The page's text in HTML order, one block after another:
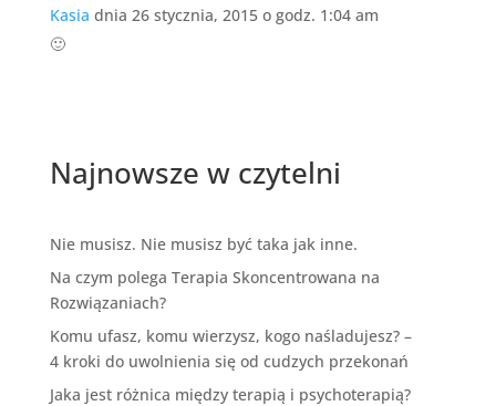
Kasia dnia 26 stycznia, 2015 o godz. 1:04 am
🙂
Najnowsze w czytelni
Nie musisz. Nie musisz być taka jak inne.
Na czym polega Terapia Skoncentrowana na
Rozwiązaniach?
Komu ufasz, komu wierzysz, kogo naśladujesz? –
4 kroki do uwolnienia się od cudzych przekonań
Jaka jest różnica między terapią i psychoterapią?